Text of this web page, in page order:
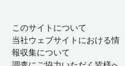
このサイトについて
当社ウェブサイトにおける情
報収集について